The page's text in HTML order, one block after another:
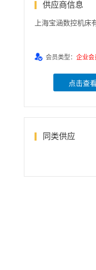
供应商信息
上海宝涵数控机床
会员类型： 企业会
点击查
同类供应